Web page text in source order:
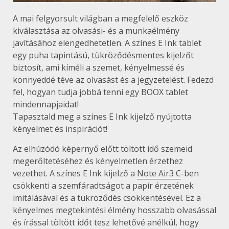
A mai felgyorsult világban a megfelelő eszköz
kiválasztása az olvasási- és a munkaélmény
javításához elengedhetetlen. A színes E Ink tablet
egy puha tapintású, tükröződésmentes kijelzőt
biztosít, ami kíméli a szemet, kényelmessé és
könnyeddé téve az olvasást és a jegyzetelést. Fedezd
fel, hogyan tudja jobbá tenni egy BOOX tablet
mindennapjaidat!
Tapasztald meg a színes E Ink kijelző nyújtotta
kényelmet és inspirációt!
Az elhúzódó képernyő előtt töltött idő szemeid
megerőltetéséhez és kényelmetlen érzethez
vezethet. A színes E Ink kijelző a Note Air3 C-ben
csökkenti a szemfáradtságot a papír érzetének
imitálásával és a tükröződés csökkentésével. Ez a
kényelmes megtekintési élmény hosszabb olvasással
és írással töltött időt tesz lehetővé anélkül, hogy